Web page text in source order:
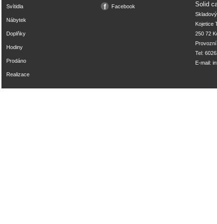
Svítidla
Nábytek
Doplňky
Hodiny
Prodáno
Realizace
Facebook Solid
Kojetice
250 72
Tel:
E-mail: